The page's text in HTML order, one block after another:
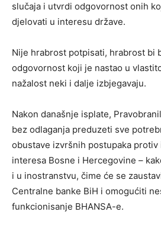
slučaja i utvrdi odgovornost onih
djelovati u interesu države.
Nije hrabrost potpisati, hrabrost bi
odgovornost koji je nastao u
nažalost neki i dalje izbjegavaju.
Nakon današnje isplate,
bez odlaganja preduzeti sve
obustave izvršnih postupaka
interesa Bosne i Hercegovine –
i u inostranstvu, čime će se
Centralne banke BiH i omogućiti
funkcionisanje BHANSA-e.